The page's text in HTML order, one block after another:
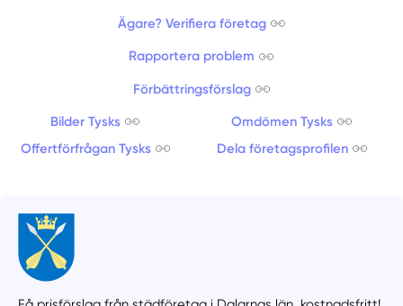
Ägare? Verifiera företag
Rapportera problem
Förbättringsförslag
Bilder Tysks
Omdömen Tysks
Offertförfrågan Tysks
Dela företagsprofilen